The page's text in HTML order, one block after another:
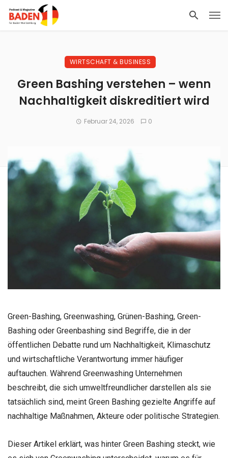
WIRTSCHAFT & BUSINESS
Green Bashing verstehen – wenn
Nachhaltigkeit diskreditiert wird
Februar 24, 2026 0
Green-Bashing, Greenwashing, Grünen-Bashing, Green-
Bashing oder Greenbashing sind Begriffe, die in der
öffentlichen Debatte rund um Nachhaltigkeit, Klimaschutz
und wirtschaftliche Verantwortung immer häufiger
auftauchen. Während Greenwashing Unternehmen
beschreibt, die sich umweltfreundlicher darstellen als sie
tatsächlich sind, meint Green Bashing gezielte Angriffe auf
nachhaltige Maßnahmen, Akteure oder politische Strategien.
Dieser Artikel erklärt, was hinter Green Bashing steckt, wie